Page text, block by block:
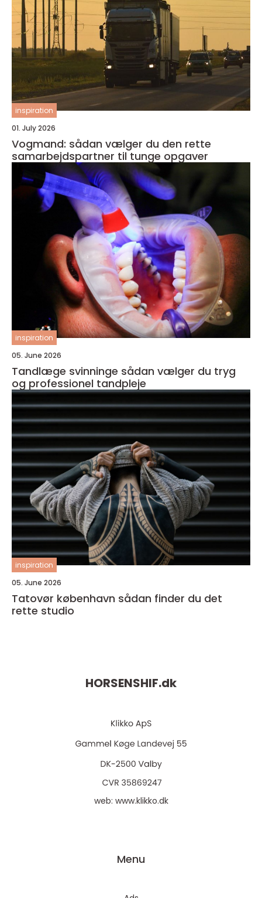
inspiration
01. July 2026
Vogmand: sådan vælger du den rette
samarbejdspartner til tunge opgaver
inspiration
05. June 2026
Tandlæge svinninge sådan vælger du tryg
og professionel tandpleje
inspiration
05. June 2026
Tatovør københavn sådan finder du det
rette studio
HORSENSHIF.dk
web: www.klikko.dk
Menu